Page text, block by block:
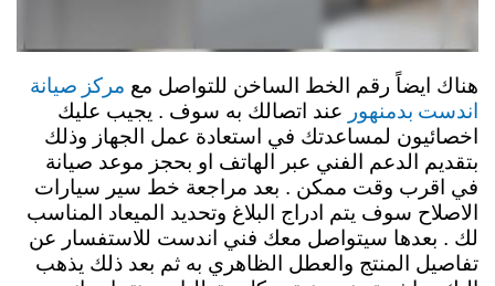
هناك ايضاً رقم الخط الساخن للتواصل مع مركز صيانة
اندست بدمنهور عند اتصالك به سوف . يجيب عليك
اخصائيون لمساعدتك في استعادة عمل الجهاز وذلك
بتقديم الدعم الفني عبر الهاتف او بحجز موعد صيانة
في اقرب وقت ممكن . بعد مراجعة خط سير سيارات
الاصلاح سوف يتم ادراج البلاغ وتحديد الميعاد المناسب
لك . بعدها سيتواصل معك فني اندست للاستفسار عن
تفاصيل المنتج والعطل الظاهري به ثم بعد ذلك يذهب